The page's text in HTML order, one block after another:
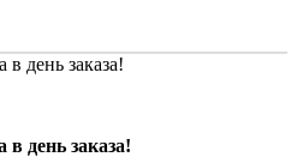
в день заказа!
в день заказа!